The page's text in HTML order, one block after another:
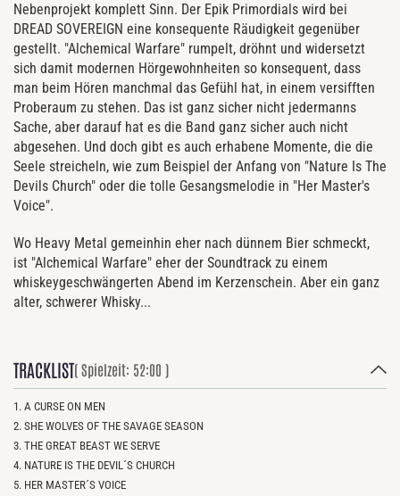
Nebenprojekt komplett Sinn. Der Epik Primordials wird bei
DREAD SOVEREIGN eine konsequente Räudigkeit gegenüber
gestellt. "Alchemical Warfare" rumpelt, dröhnt und widersetzt
sich damit modernen Hörgewohnheiten so konsequent, dass
man beim Hören manchmal das Gefühl hat, in einem versifften
Proberaum zu stehen. Das ist ganz sicher nicht jedermanns
Sache, aber darauf hat es die Band ganz sicher auch nicht
abgesehen. Und doch gibt es auch erhabene Momente, die die
Seele streicheln, wie zum Beispiel der Anfang von "Nature Is The
Devils Church" oder die tolle Gesangsmelodie in "Her Master's
Voice".
Wo Heavy Metal gemeinhin eher nach dünnem Bier schmeckt,
ist "Alchemical Warfare" eher der Soundtrack zu einem
whiskeygeschwängerten Abend im Kerzenschein. Aber ein ganz
alter, schwerer Whisky...
TRACKLIST( Spielzeit: 52:00 )
1. A CURSE ON MEN
2. SHE WOLVES OF THE SAVAGE SEASON
3. THE GREAT BEAST WE SERVE
4. NATURE IS THE DEVIL´S CHURCH
5. HER MASTER´S VOICE